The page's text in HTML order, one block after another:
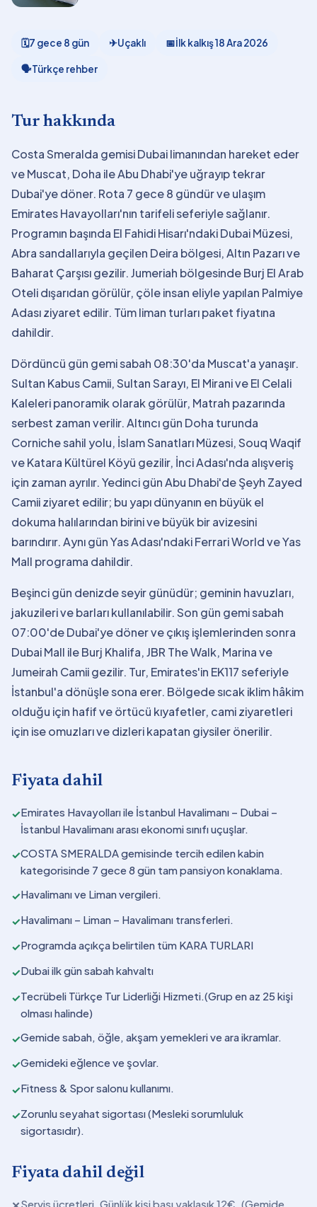
🗓7 gece 8 gün ✈Uçaklı 📅İlk kalkış18 Ara 2026
🗣Türkçe rehber
Tur hakkında
Costa Smeralda gemisi Dubai limanından hareket eder
ve Muscat, Doha ile Abu Dhabi'ye uğrayıp tekrar
Dubai'ye döner. Rota 7 gece 8 gündür ve ulaşım
Emirates Havayolları'nın tarifeli seferiyle sağlanır.
Programın başında El Fahidi Hisarı'ndaki Dubai Müzesi,
Abra sandallarıyla geçilen Deira bölgesi, Altın Pazarı ve
Baharat Çarşısı gezilir. Jumeriah bölgesinde Burj El Arab
Oteli dışarıdan görülür, çöle insan eliyle yapılan Palmiye
Adası ziyaret edilir. Tüm liman turları paket fiyatına
dahildir.
Dördüncü gün gemi sabah 08:30'da Muscat'a yanaşır.
Sultan Kabus Camii, Sultan Sarayı, El Mirani ve El Celali
Kaleleri panoramik olarak görülür, Matrah pazarında
serbest zaman verilir. Altıncı gün Doha turunda
Corniche sahil yolu, İslam Sanatları Müzesi, Souq Waqif
ve Katara Kültürel Köyü gezilir, İnci Adası'nda alışveriş
için zaman ayrılır. Yedinci gün Abu Dhabi'de Şeyh Zayed
Camii ziyaret edilir; bu yapı dünyanın en büyük el
dokuma halılarından birini ve büyük bir avizesini
barındırır. Aynı gün Yas Adası'ndaki Ferrari World ve Yas
Mall programa dahildir.
Beşinci gün denizde seyir günüdür; geminin havuzları,
jakuzileri ve barları kullanılabilir. Son gün gemi sabah
07:00'de Dubai'ye döner ve çıkış işlemlerinden sonra
Dubai Mall ile Burj Khalifa, JBR The Walk, Marina ve
Jumeirah Camii gezilir. Tur, Emirates'in EK117 seferiyle
İstanbul'a dönüşle sona erer. Bölgede sıcak iklim hâkim
olduğu için hafif ve örtücü kıyafetler, cami ziyaretleri
için ise omuzları ve dizleri kapatan giysiler önerilir.
Fiyata dahil
✓Emirates Havayolları ile İstanbul Havalimanı – Dubai –
İstanbul Havalimanı arası ekonomi sınıfı uçuşlar.
✓COSTA SMERALDA gemisinde tercih edilen kabin
kategorisinde 7 gece 8 gün tam pansiyon konaklama.
✓Havalimanı ve Liman vergileri.
✓Havalimanı – Liman – Havalimanı transferleri.
✓Programda açıkça belirtilen tüm KARA TURLARI
✓Dubai ilk gün sabah kahvaltı
✓Tecrübeli Türkçe Tur Liderliği Hizmeti.(Grup en az 25 kişi
olması halinde)
✓Gemide sabah, öğle, akşam yemekleri ve ara ikramlar.
✓Gemideki eğlence ve şovlar.
✓Fitness & Spor salonu kullanımı.
✓Zorunlu seyahat sigortası (Mesleki sorumluluk
sigortasıdır).
Fiyata dahil değil
Servis ücretleri. Günlük kişi başı yaklaşık 12€. (Gemide